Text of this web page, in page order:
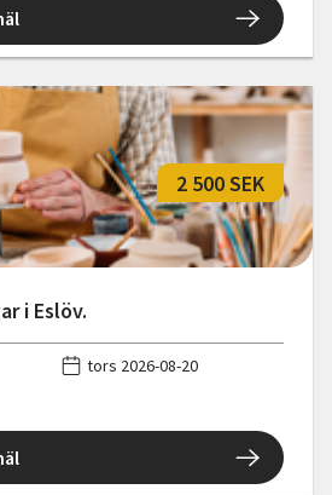
i Eslöv.
2 500 SEK
tors 2026-08-20